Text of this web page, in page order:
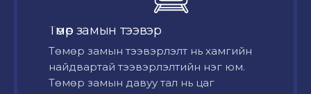
Төмөр замын тээвэр
Төмөр замын тээвэрлэлт нь хамгийн
найдвартай тээвэрлэлтийн нэг юм.
Төмөр замын давуу тал нь цаг